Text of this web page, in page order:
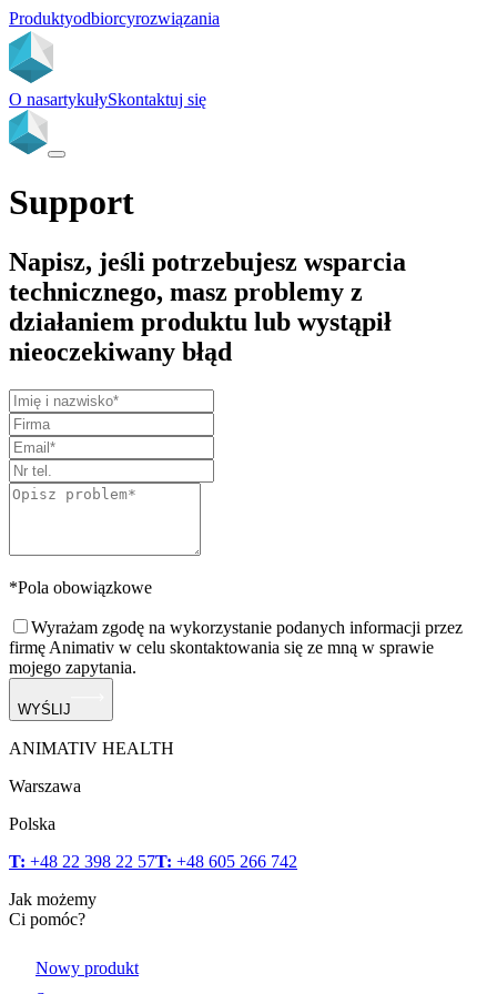
Produktyodbiorcyrozwiązania
O nasartykułySkontaktuj się
Support
Napisz, jeśli potrzebujesz wsparcia
technicznego, masz problemy z
działaniem produktu lub wystąpił
nieoczekiwany błąd
*Pola obowiązkowe
Wyrażam zgodę na wykorzystanie podanych informacji przez
firmę Animativ w celu skontaktowania się ze mną w sprawie
mojego zapytania.
WYŚLIJ
ANIMATIV HEALTH
Warszawa
Polska
T: +48 22 398 22 57T: +48 605 266 742
Jak możemy
Ci pomóc?
Nowy produkt